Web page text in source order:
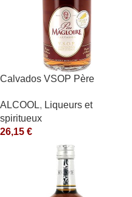
Calvados VSOP Père
ALCOOL, Liqueurs et
spiritueux
26,15 €